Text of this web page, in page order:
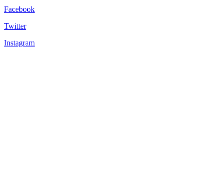
Facebook
Twitter
Instagram